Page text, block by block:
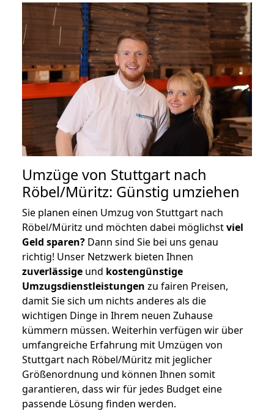
Umzüge von Stuttgart nach
Röbel/Müritz: Günstig umziehen
Sie planen einen Umzug von Stuttgart nach
Röbel/Müritz und möchten dabei möglichstviel
Geld sparen? Dann sind Sie bei uns genau
richtig! Unser Netzwerk bieten Ihnen
zuverlässige und kostengünstige
Umzugsdienstleistungen zu fairen Preisen,
damit Sie sich um nichts anderes als die
wichtigen Dinge in Ihrem neuen Zuhause
kümmern müssen. Weiterhin verfügen wir über
umfangreiche Erfahrung mit Umzügen von
Stuttgart nach Röbel/Müritz mit jeglicher
Größenordnung und können Ihnen somit
garantieren, dass wir für jedes Budget eine
passende Lösung finden werden.